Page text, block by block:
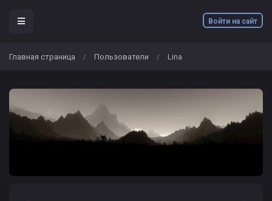
Войти на сайт
Главная страница / Пользователи / Lina